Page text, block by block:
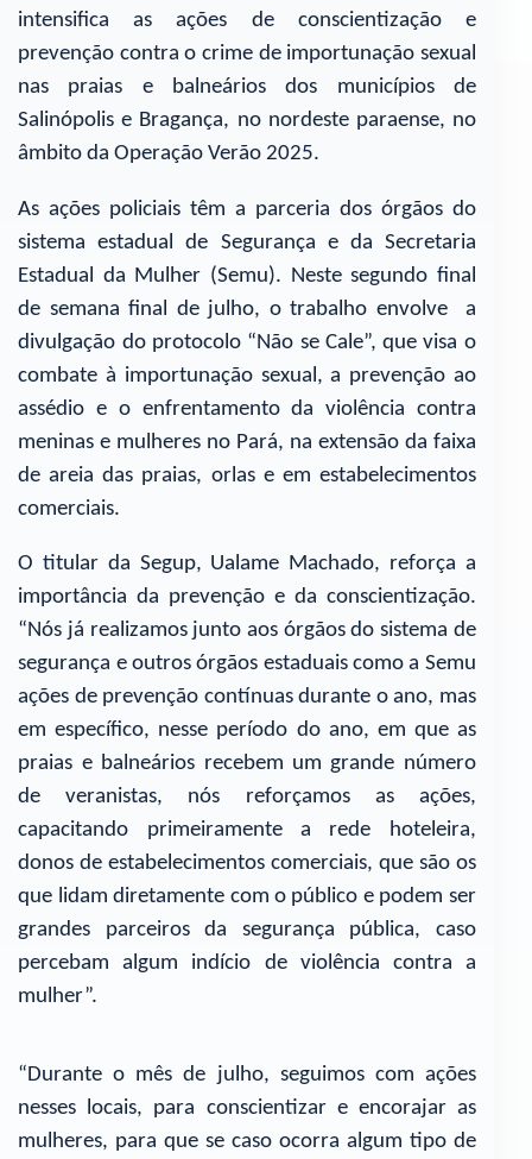
intensifica as ações de conscientização e
prevenção contra o crime de importunação sexual
nas praias e balneários dos municípios de
Salinópolis e Bragança, no nordeste paraense, no
âmbito da Operação Verão 2025.
As ações policiais têm a parceria dos órgãos do
sistema estadual de Segurança e da Secretaria
Estadual da Mulher (Semu). Neste segundo final
de semana final de julho, o trabalho envolve a
divulgação do protocolo “Não se Cale”, que visa o
combate à importunação sexual, a prevenção ao
assédio e o enfrentamento da violência contra
meninas e mulheres no Pará, na extensão da faixa
de areia das praias, orlas e em estabelecimentos
comerciais.
O titular da Segup, Ualame Machado, reforça a
importância da prevenção e da conscientização.
“Nós já realizamos junto aos órgãos do sistema de
segurança e outros órgãos estaduais como a Semu
ações de prevenção contínuas durante o ano, mas
em específico, nesse período do ano, em que as
praias e balneários recebem um grande número
de veranistas, nós reforçamos as ações,
capacitando primeiramente a rede hoteleira,
donos de estabelecimentos comerciais, que são os
que lidam diretamente com o público e podem ser
grandes parceiros da segurança pública, caso
percebam algum indício de violência contra a
mulher”.
“Durante o mês de julho, seguimos com ações
nesses locais, para conscientizar e encorajar as
mulheres, para que se caso ocorra algum tipo de